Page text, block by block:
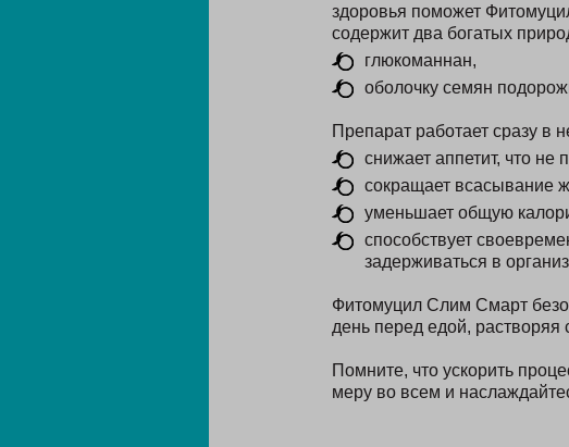
здоровья поможет
содержит два богатых
глюкоманнан,
оболочку семян
Препарат работает сразу в
снижает аппетит, что не
сокращает всасывание
уменьшает общую
способствует
задерживаться в
Фитомуцил Слим Смарт
день перед едой, растворяя
Помните, что ускорить
меру во всем и